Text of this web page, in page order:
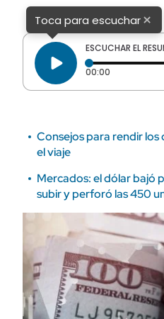
MEDIAKIT AMBITO DEBATE
Toca para escuchar×
ESCUCHAR EL
00:00 Tiempo
Consejos para rendir los
el viaje
Mercados: el dólar bajó
subir y perforó las 450